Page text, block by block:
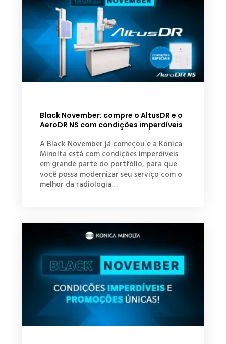
Black November: compre o AltusDR e o
AeroDR NS com condições imperdíveis
A Black November já começou e a Konica
Minolta está com condições imperdíveis
em grande parte do portfólio, para que
você possa modernizar seu serviço com o
melhor da radiologia…